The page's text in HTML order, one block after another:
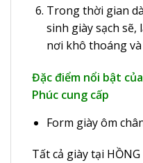
Trong thời gian
sinh giày sạch
nơi khô thoáng
Đặc điểm nổi bật
Phúc cung cấp
Form giày ôm
Tất cả giày tại